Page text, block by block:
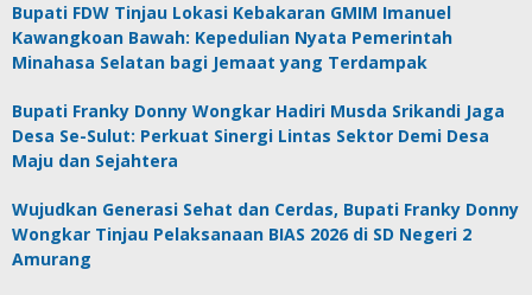
Bupati FDW Tinjau Lokasi Kebakaran GMIM Imanuel
Kawangkoan Bawah: Kepedulian Nyata Pemerintah
Minahasa Selatan bagi Jemaat yang Terdampak
Bupati Franky Donny Wongkar Hadiri Musda Srikandi Jaga
Desa Se-Sulut: Perkuat Sinergi Lintas Sektor Demi Desa
Maju dan Sejahtera
Wujudkan Generasi Sehat dan Cerdas, Bupati Franky Donny
Wongkar Tinjau Pelaksanaan BIAS 2026 di SD Negeri 2
Amurang